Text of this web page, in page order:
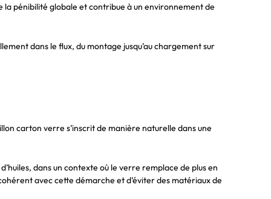
la pénibilité globale et contribue à un environnement de
dans le flux, du montage jusqu’au chargement sur
carton verre s’inscrit de manière naturelle dans une
dans un contexte où le verre remplace de plus en
avec cette démarche et d’éviter des matériaux de